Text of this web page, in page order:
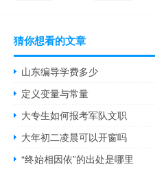
猜你想看的文章
山东编导学费多少
定义变量与常量
大专生如何报考军队文职
大年初二凌晨可以开窗吗
“终始相因依”的出处是哪里